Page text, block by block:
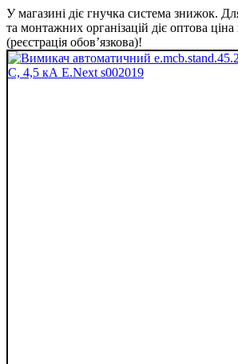
У магазині діє гнучка система знижок.
та монтажних організацій діє оптова ціна
(реєстрація обов’язкова)!